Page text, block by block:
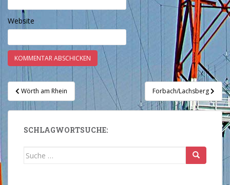
Website
Beitragsnavigation
Wörth am Rhein Forbach/Lachsberg
SCHLAGWORTSUCHE:
Suche